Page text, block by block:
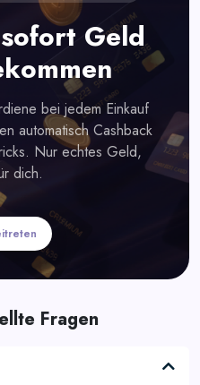
Geld
bei jedem Einkauf
automatisch Cashback
Nur echtes Geld,
dich.
Fragen